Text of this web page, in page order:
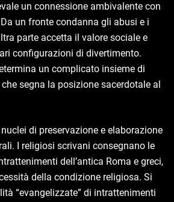
un connessione ambivalente con
un fronte condanna gli abusi e i
parte accetta il valore sociale e
configurazioni di divertimento.
un complicato insieme di
segna la posizione sacerdotale al
nuclei di preservazione e elaborazione
I religiosi scrivani consegnano le
dell’antica Roma e greci,
della condizione religiosa. Si
“evangelizzate” di intrattenimenti